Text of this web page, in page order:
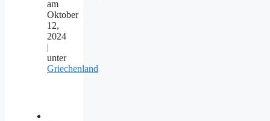
am
Oktober
12,
2024
|
unter
Griechenland